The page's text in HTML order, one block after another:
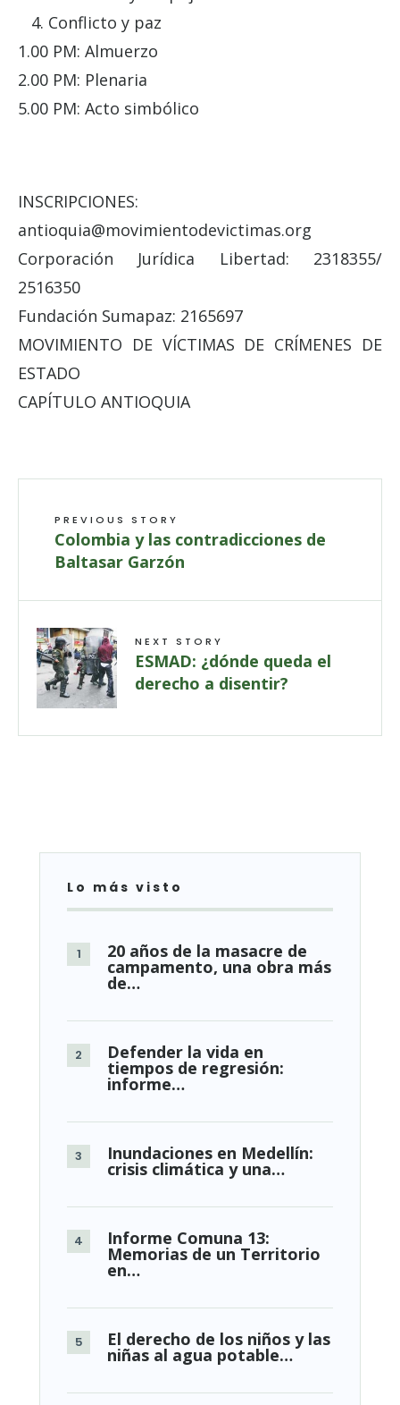
4. Conflicto y paz
1.00 PM: Almuerzo
2.00 PM: Plenaria
5.00 PM: Acto simbólico
INSCRIPCIONES:
antioquia@movimientodevictimas.org
Corporación Jurídica Libertad: 2318355/
2516350
Fundación Sumapaz: 2165697
MOVIMIENTO DE VÍCTIMAS DE CRÍMENES DE
ESTADO
CAPÍTULO ANTIOQUIA
PREVIOUS STORY
Colombia y las contradicciones de
Baltasar Garzón
NEXT STORY
ESMAD: ¿dónde queda el
derecho a disentir?
Lo más visto
20 años de la masacre de
campamento, una obra más
de…
Defender la vida en
tiempos de regresión:
informe…
Inundaciones en Medellín:
crisis climática y una…
Informe Comuna 13:
Memorias de un Territorio
en…
El derecho de los niños y las
niñas al agua potable…